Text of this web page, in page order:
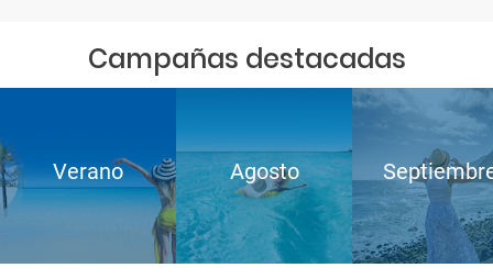
Campañas destacadas
Verano Agosto